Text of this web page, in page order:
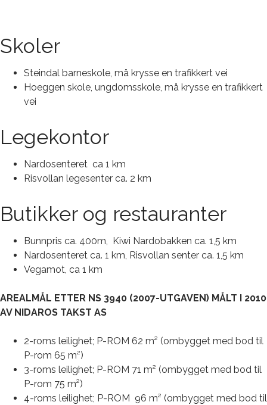
Skoler
Steindal barneskole, må krysse en trafikkert vei
Hoeggen skole, ungdomsskole, må krysse en trafikkert
vei
Legekontor
Nardosenteret ca 1 km
Risvollan legesenter ca. 2 km
Butikker og restauranter
Bunnpris ca. 400m, Kiwi Nardobakken ca. 1,5 km
Nardosenteret ca. 1 km, Risvollan senter ca. 1,5 km
Vegamot, ca 1 km
AREALMÅL ETTER NS 3940 (2007-UTGAVEN) MÅLT I 2010
AV NIDAROS TAKST AS
2-roms leilighet; P-ROM 62 m² (ombygget med bod til
P-rom 65 m²)
3-roms leilighet; P-ROM 71 m² (ombygget med bod til
P-rom 75 m²)
4-roms leilighet; P-ROM 96 m² (ombygget med bod til